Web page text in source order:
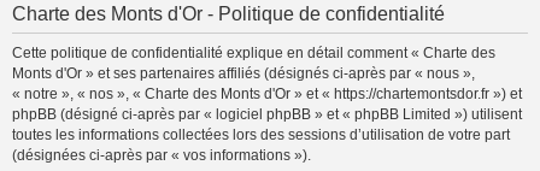
Charte des Monts d'Or - Politique de confidentialité
Cette politique de confidentialité explique en détail comment « Charte des
Monts d'Or » et ses partenaires affiliés (désignés ci-après par « nous »,
« notre », « nos », « Charte des Monts d'Or » et « https://chartemontsdor.fr ») et
phpBB (désigné ci-après par « logiciel phpBB » et « phpBB Limited ») utilisent
toutes les informations collectées lors des sessions d’utilisation de votre part
(désignées ci-après par « vos informations »).